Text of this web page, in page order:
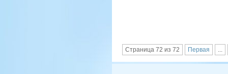
Страница 72 из 72 Первая ...